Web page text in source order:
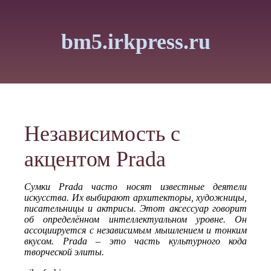
bm5.irkpress.ru
Независимость с
акцентом Prada
Сумки Prada часто носят известные деятели
искусства. Их выбирают архитекторы, художницы,
писательницы и актрисы. Этот аксессуар говорит
об определённом интеллектуальном уровне. Он
ассоциируется с независимым мышлением и тонким
вкусом. Prada – это часть культурного кода
творческой элиты.